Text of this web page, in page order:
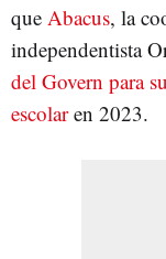
que Abacus, la
independentista
del Govern para
escolaren 2023.